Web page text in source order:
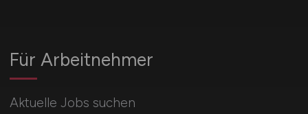
Für Arbeitnehmer
Aktuelle Jobs suchen